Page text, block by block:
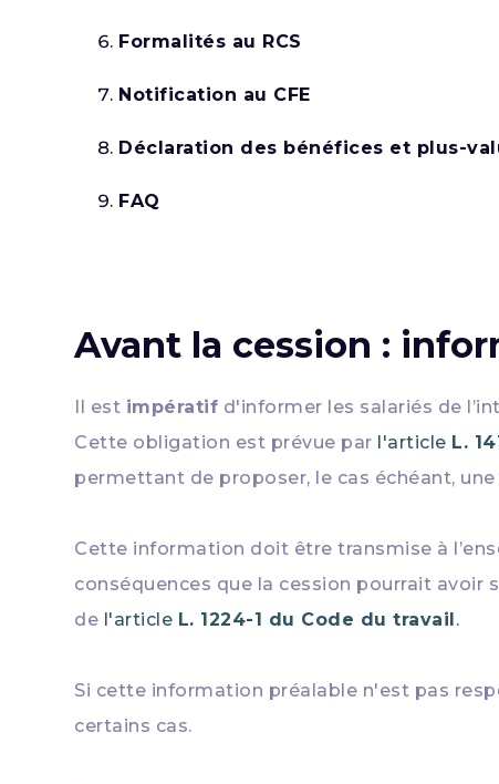
Formalités au RCS
Notification au CFE
Déclaration des bénéfices et plus-
FAQ
Avant la cession :
Il est impératif d'informer les salariés de
Cette obligation est prévue par l'article L.
permettant de proposer, le cas échéant, une
Cette information doit être transmise à
conséquences que la cession pourrait
de l'article L. 1224-1 du Code du travail.
Si cette information préalable n'est pas
certains cas.